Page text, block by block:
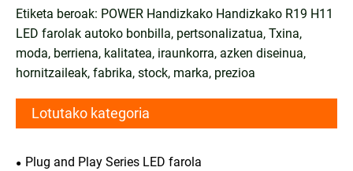
Etiketa beroak: POWER Handizkako Handizkako R19 H11
LED farolak autoko bonbilla, pertsonalizatua, Txina,
moda, berriena, kalitatea, iraunkorra, azken diseinua,
hornitzaileak, fabrika, stock, marka, prezioa
Lotutako kategoria
Plug and Play Series LED farola